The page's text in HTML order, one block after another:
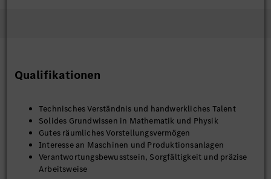
Qualifikationen
Technisches Verständnis und handwerkliches Talent
Solides Grundwissen in Mathematik und Physik
Gutes räumliches Vorstellungsvermögen
Interesse an Maschinen und Produktionsanlagen
Verantwortungsbewusstsein, Sorgfältigkeit und präzise
Arbeitsweise